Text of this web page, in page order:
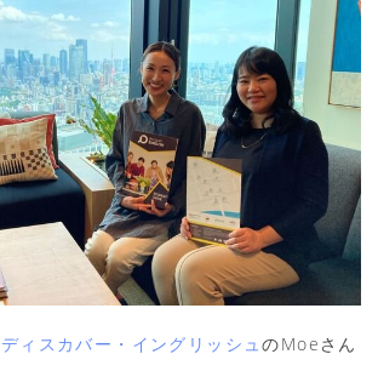
ディスカバー・イングリッシュのMoeさん